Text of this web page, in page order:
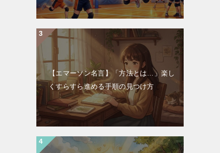
【エマーソン名言】「方法とは…」楽し
くすらすら進める手順の見つけ方